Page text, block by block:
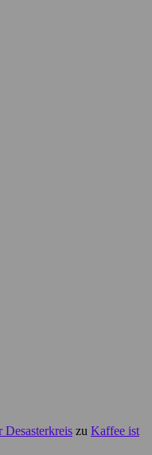
zu Kaffee ist